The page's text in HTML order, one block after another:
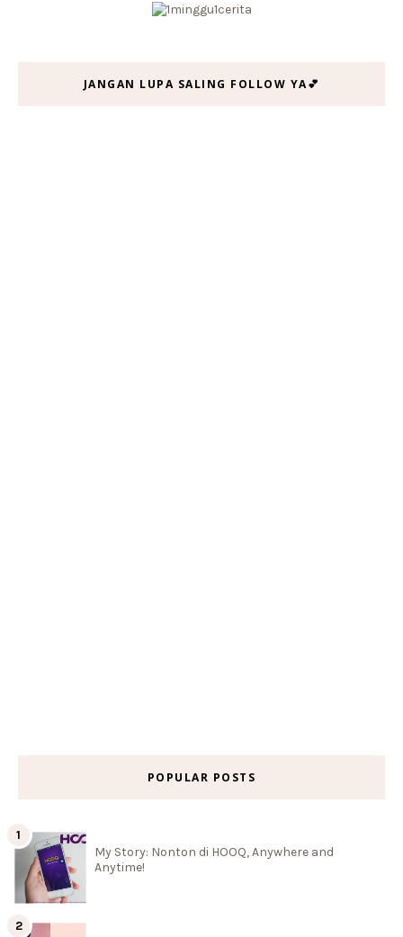
JANGAN LUPA SALING FOLLOW YA💕
POPULAR POSTS
My Story: Nonton di HOOQ, Anywhere and
Anytime!